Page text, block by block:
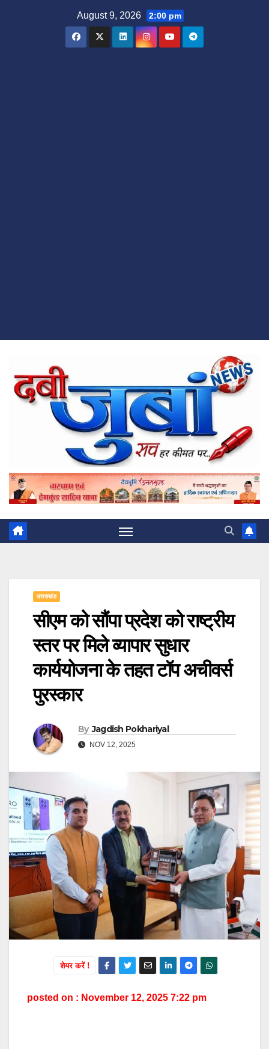
August 9, 2026 2:00 pm
उत्तराखंड
सीएम को सौंपा प्रदेश को राष्ट्रीय
स्तर पर मिले व्यापार सुधार
कार्ययोजना के तहत टॉप अचीवर्स
पुरस्कार
By Jagdish Pokhariyal
NOV 12, 2025
शेयर करें !
posted on : November 12, 2025 7:22 pm